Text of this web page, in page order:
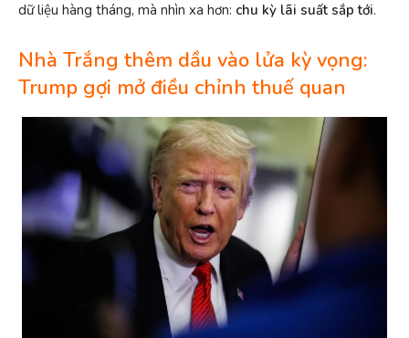
dữ liệu hàng tháng, mà nhìn xa hơn: chu kỳ lãi suất sắp tới.
Nhà Trắng thêm dầu vào lửa kỳ vọng:
Trump gợi mở điều chỉnh thuế quan